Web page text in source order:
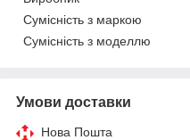
Сумісність з маркою
Сумісність з моделлю
Умови доставки
Нова Пошта